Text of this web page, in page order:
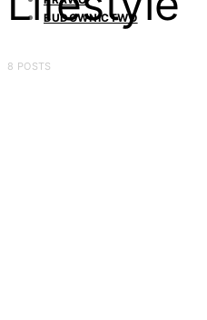
BUDOWNICTWO
8 POSTS